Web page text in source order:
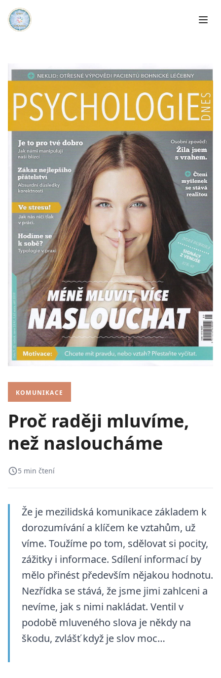
KOMUNIKACE
Proč raději mluvíme,
než nasloucháme
5 min čtení
Že je mezilidská komunikace základem k
dorozumívání a klíčem ke vztahům, už
víme. Toužíme po tom, sdělovat si pocity,
zážitky i informace. Sdílení informací by
mělo přinést především nějakou hodnotu.
Nezřídka se stává, že jsme jimi zahlceni a
nevíme, jak s nimi nakládat. Ventil v
podobě mluveného slova je někdy na
škodu, zvlášť když je slov moc…